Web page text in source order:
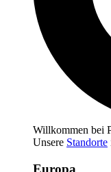
Willkommen bei
Unsere Standorte
Europa